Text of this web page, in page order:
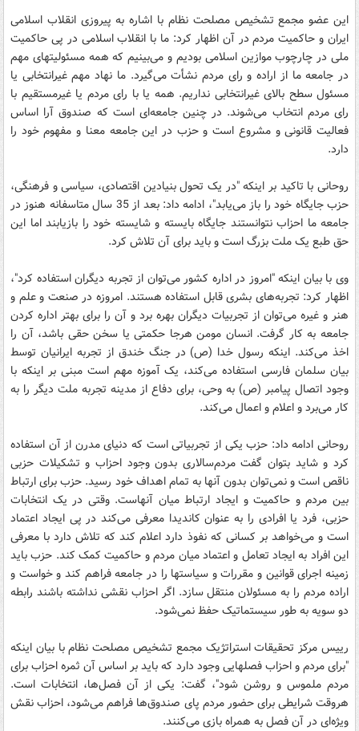
این عضو مجمع تشخیص مصلحت نظام با اشاره به پیروزی انقلاب اسلامی
ایران و حاکمیت مردم در آن اظهار کرد: ‌ما با انقلاب اسلامی در پی حاکمیت
ملی در چارچوب موازین اسلامی بودیم و می‌بینیم که همه مسئولیتهای مهم
در جامعه ما از اراده و رای مردم نشأت می‌گیرد. ما نهاد مهم غیرانتخابی یا
مسئول سطح بالای غیرانتخابی نداریم. همه یا با رای مردم یا غیرمستقیم با
رای مردم انتخاب می‌شوند. در چنین جامعه‌ای است که صندوق آرا اساس
فعالیت قانونی و مشروع است و حزب در این جامعه معنا و مفهوم خود را
دارد.
روحانی با تاکید بر اینکه "در یک تحول بنیادین اقتصادی، سیاسی و فرهنگی،
حزب جایگاه خود را باز می‌یابد"، ادامه داد: بعد از 35 سال متاسفانه هنوز در
جامعه ما احزاب نتوانستند جایگاه بایسته و شایسته خود را بازیابند اما این
حق طبع یک ملت بزرگ است و باید برای آن تلاش کرد.
وی با بیان اینکه "امروز در اداره کشور می‌توان از تجربه دیگران استفاده کرد"،
اظهار کرد: تجربه‌های بشری قابل استفاده هستند. امروزه در صنعت و علم و
هنر و غیره می‌توان از تجربیات دیگران بهره برد و آن را برای بهتر اداره کردن
جامعه به کار گرفت. انسان مومن هرجا حکمتی یا سخن حقی باشد، آن را
اخذ می‌کند. اینکه رسول خدا (ص) در جنگ خندق از تجربه ایرانیان توسط
بیان سلمان فارسی استفاده می‌کند، یک آموزه مهم است مبنی بر اینکه با
وجود اتصال پیامبر (ص) به وحی، برای دفاع از مدینه تجربه ملت دیگر را به
کار می‌برد و اعلام و اعمال می‌کند.
روحانی ادامه داد: حزب یکی از تجربیاتی است که دنیای مدرن از آن استفاده
کرد و شاید بتوان گفت مردم‌سالاری بدون وجود احزاب و تشکیلات حزبی
ناقص است و نمی‌توان بدون آنها به تمام اهداف خود رسید. حزب برای ارتباط
بین مردم و حاکمیت و ایجاد ارتباط میان آنهاست. وقتی در یک انتخابات
حزبی، فرد یا افرادی را به عنوان کاندیدا معرفی می‌کند در پی ایجاد اعتماد
است و می‌خواهد بر کسانی که نفوذ دارد اعلام کند که تلاش دارد با معرفی
این افراد به ایجاد تعامل و اعتماد میان مردم و حاکمیت کمک کند. حزب باید
زمینه اجرای قوانین و مقررات و سیاستها را در جامعه فراهم کند و خواست و
اراده مردم را به مسئولان منتقل سازد. اگر احزاب نقشی نداشته باشند رابطه
دو سویه به طور سیستماتیک حفظ نمی‌شود.
رییس مرکز تحقیقات استراتژیک مجمع تشخیص مصلحت نظام با بیان اینکه
"برای مردم و احزاب فصلهایی وجود دارد که باید بر اساس آن ثمره احزاب برای
مردم ملموس و روشن شود"، گفت: یکی از آن فصل‌ها، انتخابات است.
هروقت شرایطی برای حضور مردم پای صندوق‌ها فراهم می‌شود، احزاب نقش
ویژه‌ای در آن فصل به همراه بازی می‌کنند.